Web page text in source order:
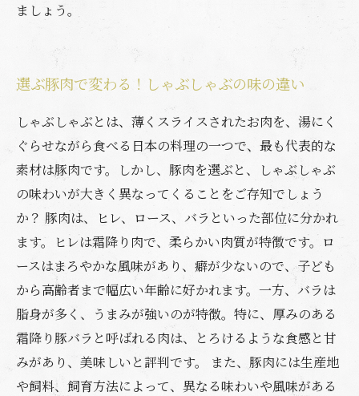
ましょう。
選ぶ豚肉で変わる！しゃぶしゃぶの味の違い
しゃぶしゃぶとは、薄くスライスされたお肉を、湯にく
ぐらせながら食べる日本の料理の一つで、最も代表的な
素材は豚肉です。しかし、豚肉を選ぶと、しゃぶしゃぶ
の味わいが大きく異なってくることをご存知でしょう
か？ 豚肉は、ヒレ、ロース、バラといった部位に分かれ
ます。ヒレは霜降り肉で、柔らかい肉質が特徴です。ロ
ースはまろやかな風味があり、癖が少ないので、子ども
から高齢者まで幅広い年齢に好かれます。一方、バラは
脂身が多く、うまみが強いのが特徴。特に、厚みのある
霜降り豚バラと呼ばれる肉は、とろけるような食感と甘
みがあり、美味しいと評判です。 また、豚肉には生産地
や飼料、飼育方法によって、異なる味わいや風味がある